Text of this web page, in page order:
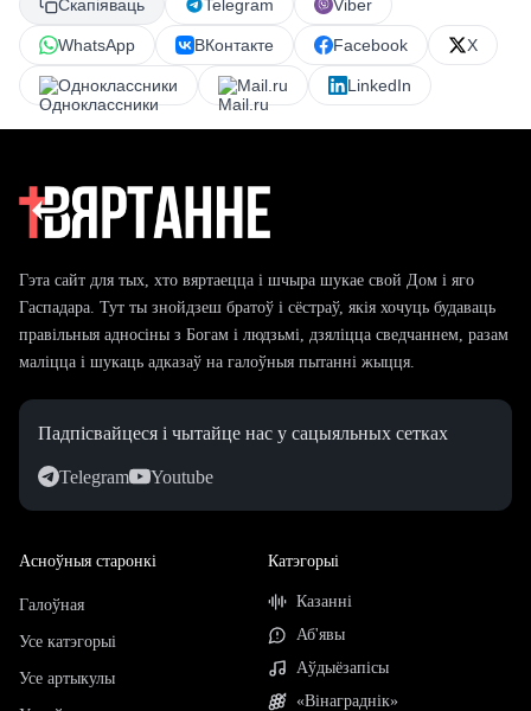
Скапіяваць Telegram Viber
WhatsApp ВКонтакте Facebook X
Одноклассники Mail.ru LinkedIn
Гэта сайт для тых, хто вяртаецца і шчыра шукае свой Дом і яго
Гаспадара. Тут ты знойдзеш братоў і сёстраў, якія хочуць будаваць
правільныя адносіны з Богам і людзьмі, дзяліцца сведчаннем, разам
маліцца і шукаць адказаў на галоўныя пытанні жыцця.
Падпісвайцеся і чытайце нас у сацыяльных сетках
Telegram Youtube
Асноўныя старонкі
Галоўная
Усе катэгорыі
Усе артыкулы
Катэгорыі
Казанні
Аб'явы
Аўдыёзапісы
«Вінаграднік»